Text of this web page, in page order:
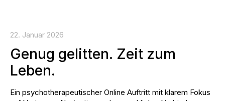
22. Januar 2026
Genug gelitten. Zeit zum
Leben.
Ein psychotherapeutischer Online Auftritt mit klarem Fokus